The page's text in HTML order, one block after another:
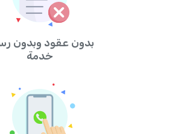
بدون عقود وبدون
خدمة